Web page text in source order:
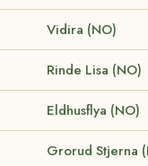
Vidira (NO)
Rinde Lisa (NO)
Eldhusflya (NO)
Grorud Stjerna